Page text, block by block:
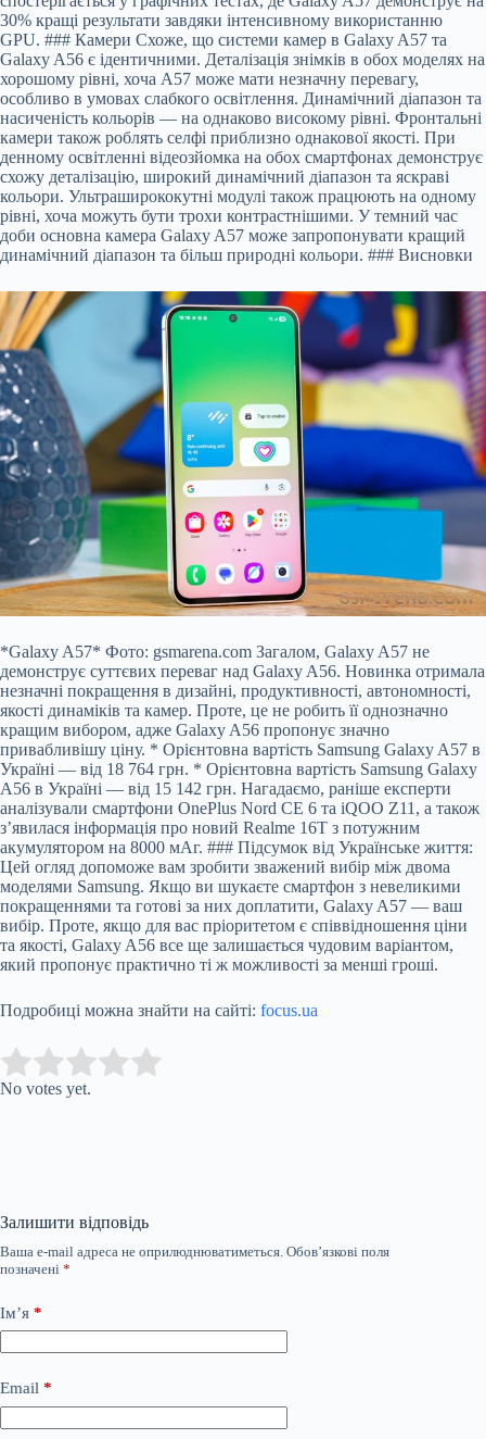
30% кращі результати завдяки інтенсивному використанню
GPU. ### Камери Схоже, що системи камер в Galaxy A57 та
Galaxy A56 є ідентичними. Деталізація знімків в обох моделях на
хорошому рівні, хоча A57 може мати незначну перевагу,
особливо в умовах слабкого освітлення. Динамічний діапазон та
насиченість кольорів — на однаково високому рівні. Фронтальні
камери також роблять селфі приблизно однакової якості. При
денному освітленні відеозйомка на обох смартфонах демонструє
схожу деталізацію, широкий динамічний діапазон та яскраві
кольори. Ультраширококутні модулі також працюють на одному
рівні, хоча можуть бути трохи контрастнішими. У темний час
доби основна камера Galaxy A57 може запропонувати кращий
динамічний діапазон та більш природні кольори. ### Висновки
*Galaxy A57* Фото: gsmarena.com Загалом, Galaxy A57 не
демонструє суттєвих переваг над Galaxy A56. Новинка отримала
незначні покращення в дизайні, продуктивності, автономності,
якості динаміків та камер. Проте, це не робить її однозначно
кращим вибором, адже Galaxy A56 пропонує значно
привабливішу ціну. * Орієнтовна вартість Samsung Galaxy A57 в
Україні — від 18 764 грн. * Орієнтовна вартість Samsung Galaxy
A56 в Україні — від 15 142 грн. Нагадаємо, раніше експерти
аналізували смартфони OnePlus Nord CE 6 та iQOO Z11, а також
з’явилася інформація про новий Realme 16T з потужним
акумулятором на 8000 мАг. ### Підсумок від Українське життя:
Цей огляд допоможе вам зробити зважений вибір між двома
моделями Samsung. Якщо ви шукаєте смартфон з невеликими
покращеннями та готові за них доплатити, Galaxy A57 — ваш
вибір. Проте, якщо для вас пріоритетом є співвідношення ціни
та якості, Galaxy A56 все ще залишається чудовим варіантом,
який пропонує практично ті ж можливості за менші гроші.
Подробиці можна знайти на сайті: focus.ua
Rate this item:
No votes yet.
Залишити відповідь
Ваша e-mail адреса не оприлюднюватиметься. Обов’язкові поля
позначені *
Ім’я *
Email *